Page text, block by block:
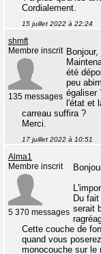
Cordialement.
15 juillet 2022 à 22:24
shmft
Membre inscrit
135 messages
été
peu
égaliser
l'état et
carreau suffira ?
Merci.
17 juillet 2022 à 10:51
Alma1
Membre inscrit
5 370 messages
Du
serait
Cette couche de
quand vous
monocouche sur le